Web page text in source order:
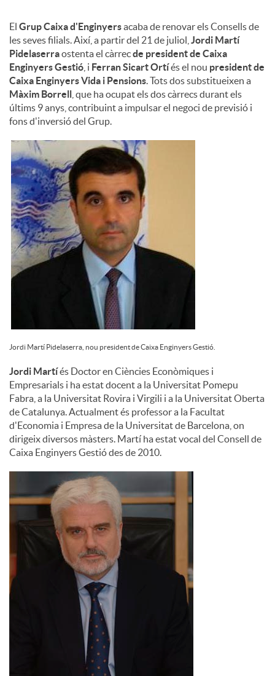
t
i
n
g
u
t
s
El Grup Caixa d'Enginyersacaba de renovar els Consells de
les seves filials. Així, a partir del 21 de juliol, Jordi Martí
Pidelaserraostenta el càrrecde president de Caixa
Enginyers Gestió , i Ferran Sicart Ortíés el nou president de
Caixa Enginyers Vida i Pensions. Tots dos substitueixen a
Màxim Borrell , que ha ocupat els dos càrrecs durant els
últims 9 anys, contribuint a impulsar el negoci de previsió i
fons d'inversió del Grup.
Jordi Martí Pidelaserra, nou president de Caixa Enginyers Gestió.
Jordi Martíés Doctor en Ciències Econòmiques i
Empresarials i ha estat docent a la Universitat Pomepu
Fabra, a la Universitat Rovira i Virgili i a la Universitat Oberta
de Catalunya. Actualment és professor a la Facultat
d'Economia i Empresa de la Universitat de Barcelona, on
dirigeix diversos màsters. Martí ha estat vocal del Consell de
Caixa Enginyers Gestió des de 2010.